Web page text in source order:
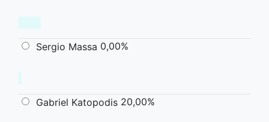
Sergio Massa 0,00%
Gabriel Katopodis 20,00%